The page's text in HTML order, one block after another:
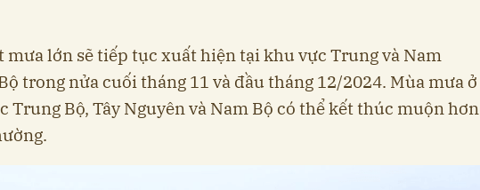
mưa lớn sẽ tiếp tục xuất hiện tại khu vực Trung và Nam
trong nửa cuối tháng 11 và đầu tháng 12/2024. Mùa mưa ở
Trung Bộ, Tây Nguyên và Nam Bộ có thể kết thúc muộn hơn